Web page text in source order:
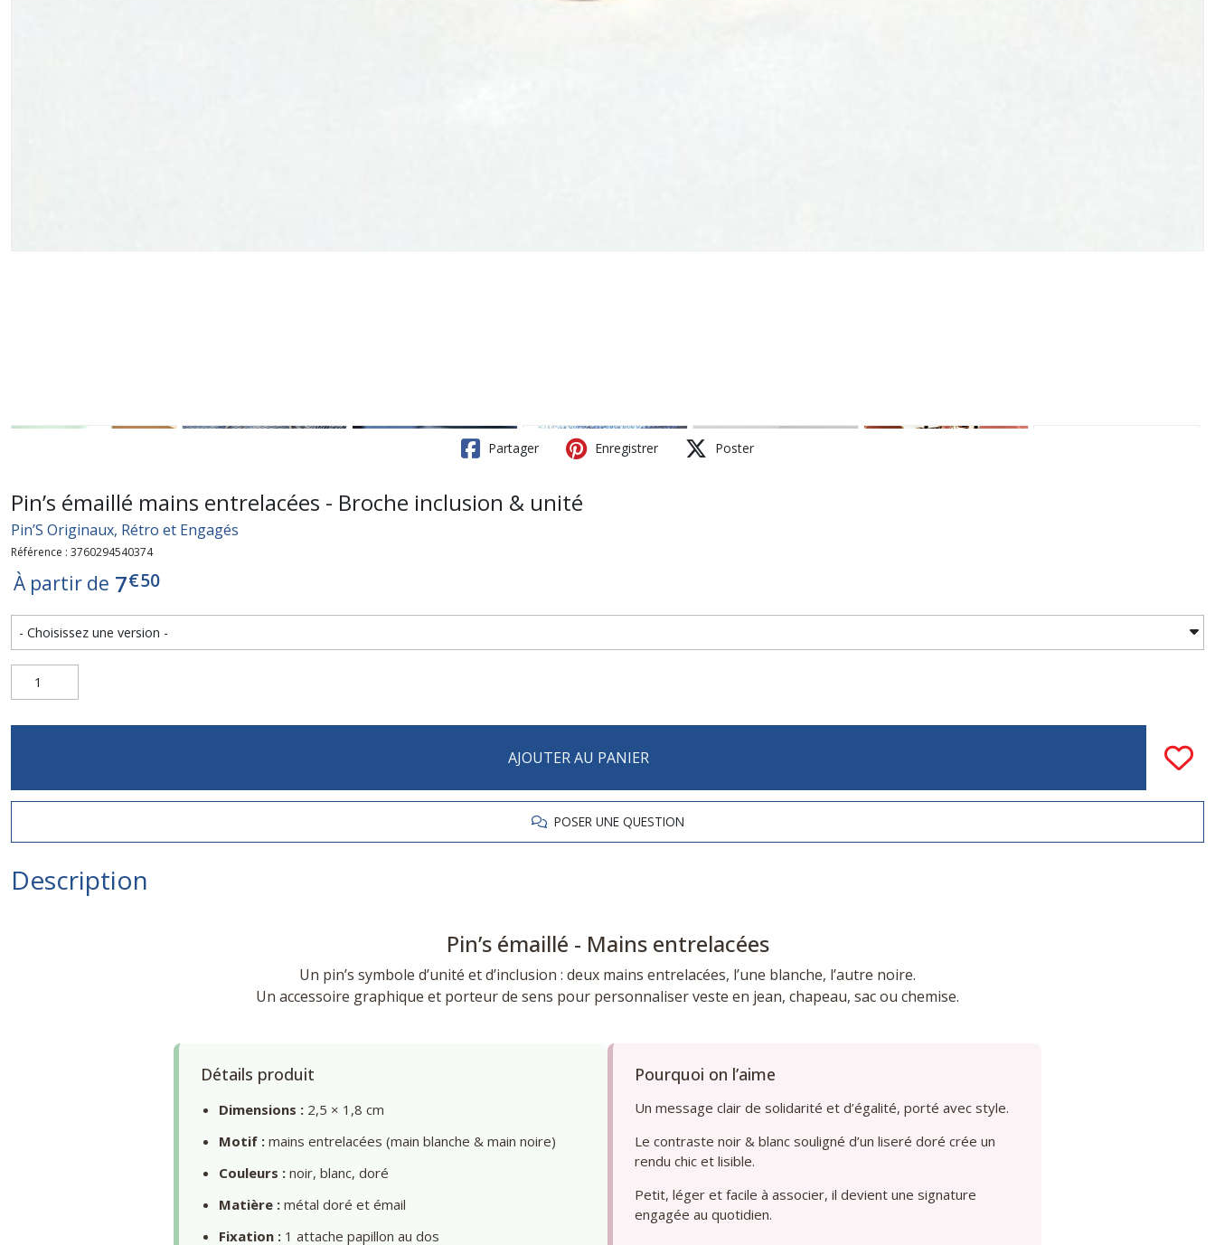
Partager Enregistrer Poster
Pin’s émaillé mains entrelacées - Broche inclusion & unité
Pin’S Originaux, Rétro et Engagés
Référence : 3760294540374
À partir de 7€50
AJOUTER AU PANIER
POSER UNE QUESTION
Description
Pin’s émaillé - Mains entrelacées
Un pin’s symbole d’unité et d’inclusion : deux mains entrelacées, l’une blanche, l’autre noire.
Un accessoire graphique et porteur de sens pour personnaliser veste en jean, chapeau, sac ou chemise.
Détails produit
Dimensions : 2,5 × 1,8 cm
Motif : mains entrelacées (main blanche & main noire)
Couleurs : noir, blanc, doré
Matière : métal doré et émail
Fixation : 1 attache papillon au dos
Pourquoi on l’aime
Un message clair de solidarité et d’égalité, porté avec style.
Le contraste noir & blanc souligné d’un liseré doré crée un
rendu chic et lisible.
Petit, léger et facile à associer, il devient une signature
engagée au quotidien.